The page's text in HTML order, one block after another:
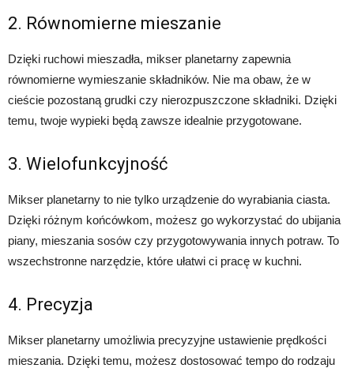
2. Równomierne mieszanie
Dzięki ruchowi mieszadła, mikser planetarny zapewnia
równomierne wymieszanie składników. Nie ma obaw, że w
cieście pozostaną grudki czy nierozpuszczone składniki. Dzięki
temu, twoje wypieki będą zawsze idealnie przygotowane.
3. Wielofunkcyjność
Mikser planetarny to nie tylko urządzenie do wyrabiania ciasta.
Dzięki różnym końcówkom, możesz go wykorzystać do ubijania
piany, mieszania sosów czy przygotowywania innych potraw. To
wszechstronne narzędzie, które ułatwi ci pracę w kuchni.
4. Precyzja
Mikser planetarny umożliwia precyzyjne ustawienie prędkości
mieszania. Dzięki temu, możesz dostosować tempo do rodzaju